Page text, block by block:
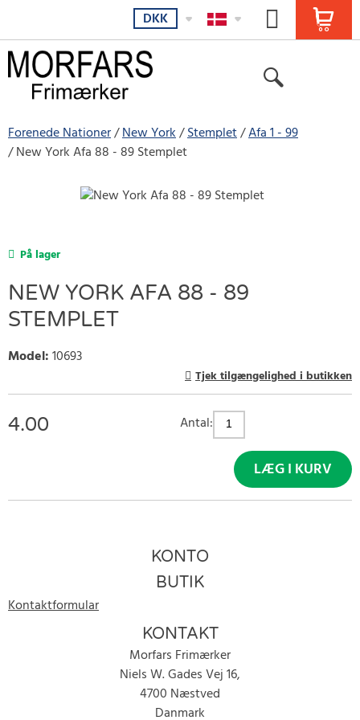
DKK
Forenede Nationer New York Stemplet Afa 1 - 99
New York Afa 88 - 89 Stemplet
På lager
NEW YORK AFA 88 - 89
STEMPLET
Model:10693
Tjek tilgængelighed i butikken
4.00 Antal:
LÆG I KURV
KONTO
BUTIK
Kontaktformular
KONTAKT
Morfars Frimærker
Niels W. Gades Vej 16,
4700 Næstved
Danmark